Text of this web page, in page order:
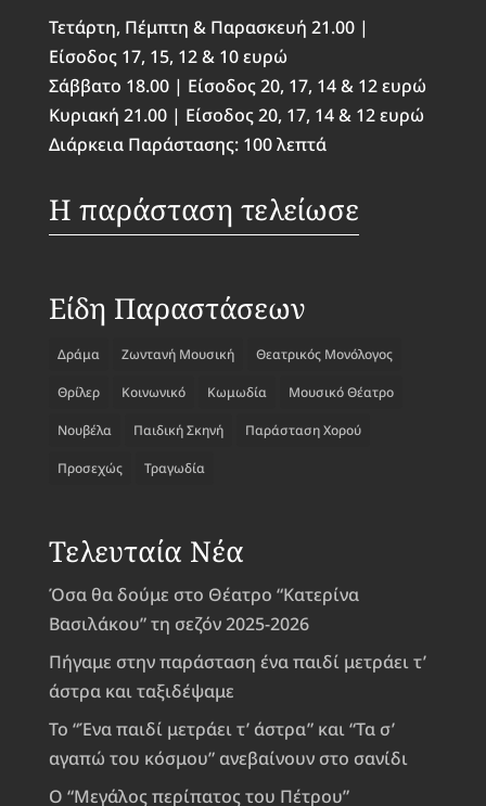
Τετάρτη, Πέμπτη & Παρασκευή 21.00 |
Είσοδος 17, 15, 12 & 10 ευρώ
Σάββατο 18.00 | Είσοδος 20, 17, 14 & 12 ευρώ
Κυριακή 21.00 | Είσοδος 20, 17, 14 & 12 ευρώ
Διάρκεια Παράστασης: 100 λεπτά
Η παράσταση τελείωσε
Είδη Παραστάσεων
Δράμα Ζωντανή Μουσική Θεατρικός Μονόλογος
Θρίλερ Κοινωνικό Κωμωδία Μουσικό Θέατρο
Νουβέλα Παιδική Σκηνή Παράσταση Χορού
Προσεχώς Τραγωδία
Τελευταία Νέα
Όσα θα δούμε στο Θέατρο “Κατερίνα
Βασιλάκου” τη σεζόν 2025-2026
Πήγαμε στην παράσταση ένα παιδί μετράει τ’
άστρα και ταξιδέψαμε
Το “Ένα παιδί μετράει τ’ άστρα” και “Τα σ’
αγαπώ του κόσμου” ανεβαίνουν στο σανίδι
Ο “Μεγάλος περίπατος του Πέτρου”